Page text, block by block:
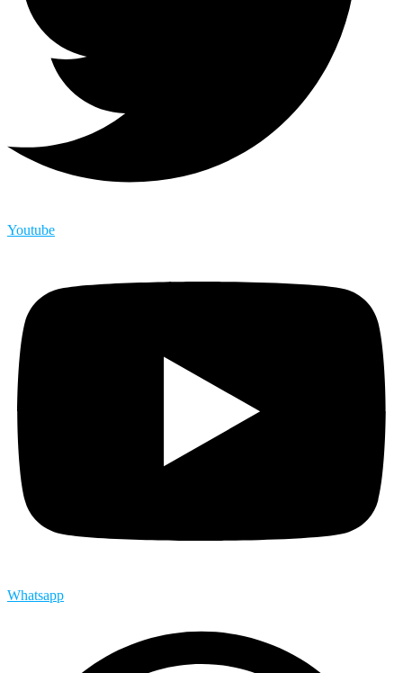
Youtube
Whatsapp